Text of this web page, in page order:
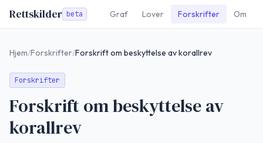
Rettskilder beta Graf Lover Forskrifter Om
Hjem/Forskrifter/Forskrift om beskyttelse av korallrev
Forskrifter
Forskrift om beskyttelse av
korallrev